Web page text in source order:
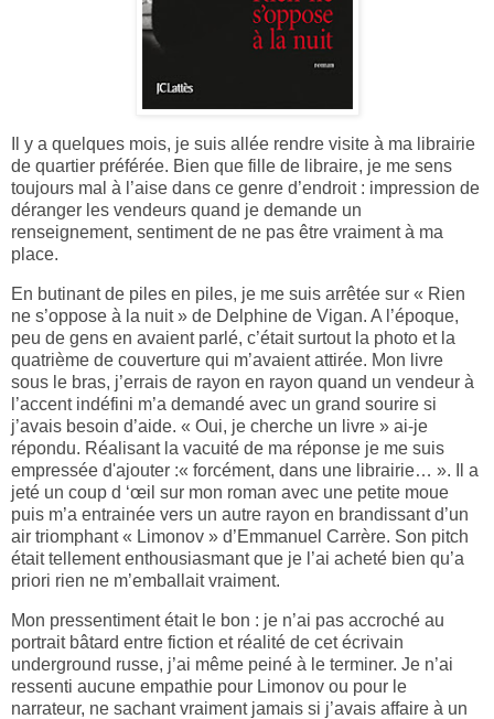
Il y a quelques mois, je suis allée rendre visite à ma librairie
de quartier préférée. Bien que fille de libraire, je me sens
toujours mal à l’aise dans ce genre d’endroit : impression de
déranger les vendeurs quand je demande un
renseignement, sentiment de ne pas être vraiment à ma
place.
En butinant de piles en piles, je me suis arrêtée sur « Rien
ne s’oppose à la nuit » de Delphine de Vigan. A l’époque,
peu de gens en avaient parlé, c’était surtout la photo et la
quatrième de couverture qui m’avaient attirée. Mon livre
sous le bras, j’errais de rayon en rayon quand un vendeur à
l’accent indéfini m’a demandé avec un grand sourire si
j’avais besoin d’aide. « Oui, je cherche un livre » ai-je
répondu. Réalisant la vacuité de ma réponse je me suis
empressée d'ajouter :« forcément, dans une librairie… ». Il a
jeté un coup d ‘œil sur mon roman avec une petite moue
puis m’a entrainée vers un autre rayon en brandissant d’un
air triomphant « Limonov » d’Emmanuel Carrère. Son pitch
était tellement enthousiasmant que je l’ai acheté bien qu’a
priori rien ne m’emballait vraiment.
Mon pressentiment était le bon : je n’ai pas accroché au
portrait bâtard entre fiction et réalité de cet écrivain
underground russe, j’ai même peiné à le terminer. Je n’ai
ressenti aucune empathie pour Limonov ou pour le
narrateur, ne sachant vraiment jamais si j’avais affaire à un